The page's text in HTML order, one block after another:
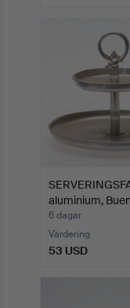
aluminium,
6 dagar
Värdering
53 USD